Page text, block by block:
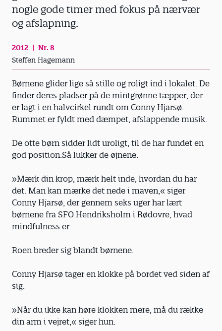
nogle gode timer med fokus på nærvær
og afslapning.
2012
Nr. 8
Steffen Hagemann
Børnene glider lige så stille og roligt ind i lokalet. De
finder deres pladser på de mintgrønne tæpper, der
er lagt i en halvcirkel rundt om Conny Hjarsø.
Rummet er fyldt med dæmpet, afslappende musik.
De otte børn sidder lidt uroligt, til de har fundet en
god position.Så lukker de øjnene.
»Mærk din krop, mærk helt inde, hvordan du har
det. Man kan mærke det nede i maven,« siger
Conny Hjarsø, der gennem seks uger har lært
børnene fra SFO Hendriksholm i Rødovre, hvad
mindfulness er.
Roen breder sig blandt børnene.
Conny Hjarsø tager en klokke på bordet ved siden af
sig.
»Når du ikke kan høre klokken mere, må du række
din arm i vejret,« siger hun.